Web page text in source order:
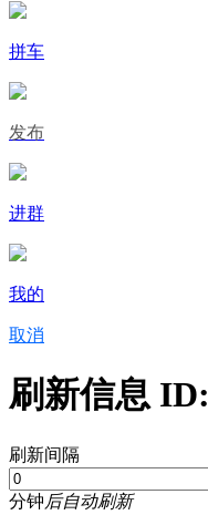
拼车
发布
进群
我的
取消
刷新信息 ID:
刷新间隔
分钟后自动刷新